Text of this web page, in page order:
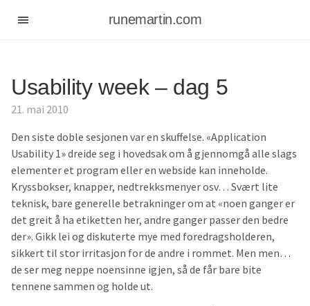
runemartin.com
Usability week – dag 5
21. mai 2010
Den siste doble sesjonen var en skuffelse. «Application
Usability 1» dreide seg i hovedsak om å gjennomgå alle slags
elementer et program eller en webside kan inneholde.
Kryssbokser, knapper, nedtrekksmenyer osv… Svært lite
teknisk, bare generelle betrakninger om at «noen ganger er
det greit å ha etiketten her, andre ganger passer den bedre
der». Gikk lei og diskuterte mye med foredragsholderen,
sikkert til stor irritasjon for de andre i rommet. Men men…
de ser meg neppe noensinne igjen, så de får bare bite
tennene sammen og holde ut.